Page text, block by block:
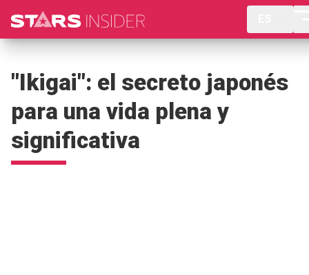
"Ikigai": el secreto japonés
para una vida plena y
significativa